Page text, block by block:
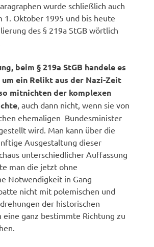
wurde schließlich auch
1. Oktober 1995 und bis heute
des § 219a StGB wörtlich
beim § 219a StGB handele es
ein Relikt aus der Nazi-Zeit
mitnichten der komplexen
, auch dann nicht, wenn sie von
ehemaligen  Bundesminister
wird. Man kann über die
Ausgestaltung dieser
unterschiedlicher Auffassung
man die jetzt ohne
Notwendigkeit in Gang
nicht mit polemischen und
der historischen
eine ganz bestimmte Richtung zu